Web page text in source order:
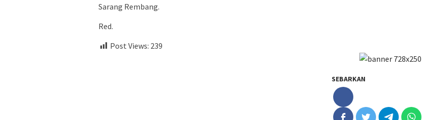
Sarang Rembang.
Red.
Post Views: 239
SEBARKAN